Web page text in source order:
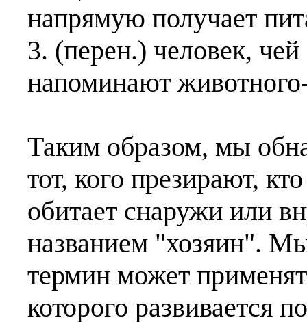
напрямую получает
3. (перен.) человек,
напоминают
Таким образом, мы
тот, кого презирают,
обитает снаружи или
названием "хозяин".
термин может
которого развивается